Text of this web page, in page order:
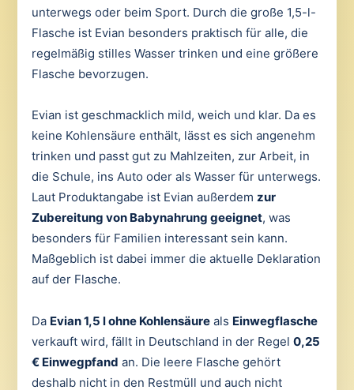
unterwegs oder beim Sport. Durch die große 1,5-l-
Flasche ist Evian besonders praktisch für alle, die
regelmäßig stilles Wasser trinken und eine größere
Flasche bevorzugen.
Evian ist geschmacklich mild, weich und klar. Da es
keine Kohlensäure enthält, lässt es sich angenehm
trinken und passt gut zu Mahlzeiten, zur Arbeit, in
die Schule, ins Auto oder als Wasser für unterwegs.
Laut Produktangabe ist Evian außerdem zur
Zubereitung von Babynahrung geeignet, was
besonders für Familien interessant sein kann.
Maßgeblich ist dabei immer die aktuelle Deklaration
auf der Flasche.
Da Evian 1,5 l ohne Kohlensäureals Einwegflasche
verkauft wird, fällt in Deutschland in der Regel 0,25
€ Einwegpfand an. Die leere Flasche gehört
deshalb nicht in den Restmüll und auch nicht